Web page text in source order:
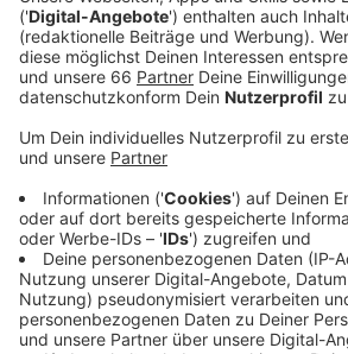
entstehen. Ein möglicher
ist das Messegelände.
Veröffentlicht:Montag, 19.02.2024 16:49
Laut Kulturausschuss-Vorsitz
(FDP) sei das aber noch offen.
Oper einen Plan, was genau sie in
Jahren spielen will, um den